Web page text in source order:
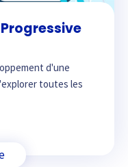
d'une
toutes les